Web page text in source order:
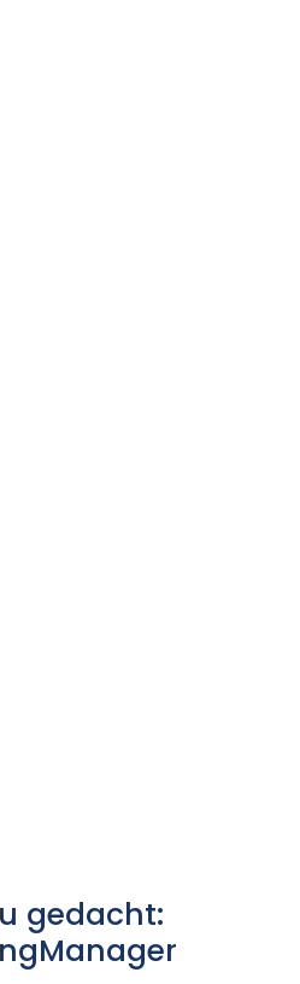
gedacht: